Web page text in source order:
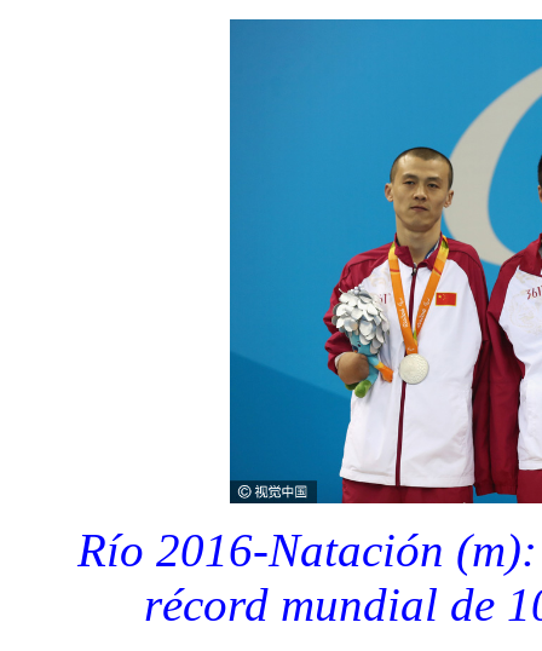
Río 2016-Natación
récord mundial de